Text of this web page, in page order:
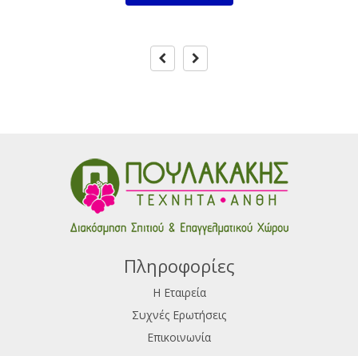
Πληροφορίες
Η Εταιρεία
Συχνές Ερωτήσεις
Επικοινωνία